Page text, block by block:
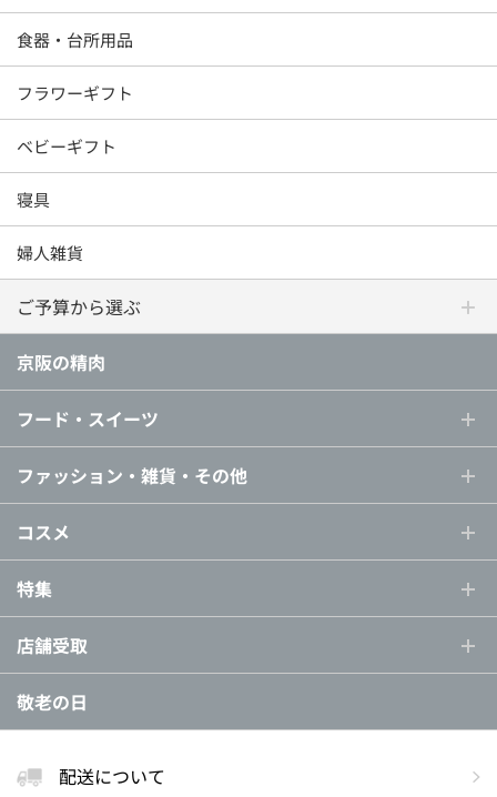
食器・台所用品
フラワーギフト
ベビーギフト
寝具
婦人雑貨
ご予算から選ぶ
京阪の精肉
フード・スイーツ
ファッション・雑貨・その他
コスメ
特集
店舗受取
敬老の日
配送について